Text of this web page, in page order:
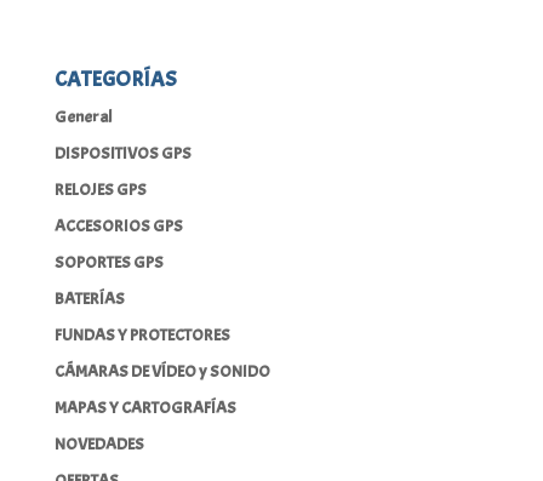
CATEGORÍAS
General
DISPOSITIVOS GPS
RELOJES GPS
ACCESORIOS GPS
SOPORTES GPS
BATERÍAS
FUNDAS Y PROTECTORES
CÁMARAS DE VÍDEO y SONIDO
MAPAS Y CARTOGRAFÍAS
NOVEDADES